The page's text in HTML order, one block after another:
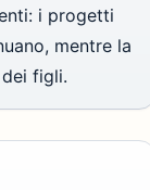
i progetti
mentre la
figli.